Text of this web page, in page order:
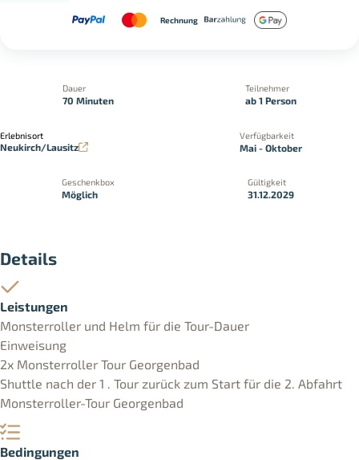
Rechnung
Dauer
70 Minuten
Teilnehmer
ab 1 Person
Erlebnisort
Neukirch/Lausitz
Verfügbarkeit
Mai - Oktober
Geschenkbox
Möglich
Gültigkeit
31.12.2029
Details
Leistungen
Monsterroller und Helm für die Tour-Dauer
Einweisung
2x Monsterroller Tour Georgenbad
Shuttle nach der 1 . Tour zurück zum Start für die 2. Abfahrt
Monsterroller-Tour Georgenbad
Bedingungen